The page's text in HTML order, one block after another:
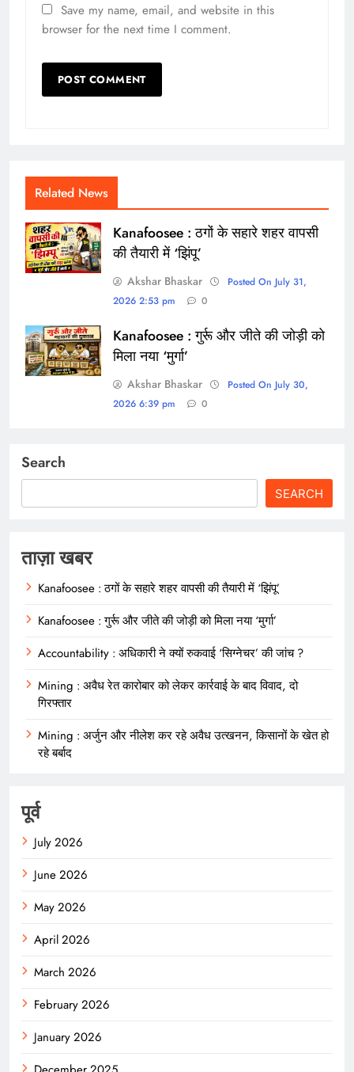
Save my name, email, and website in this
browser for the next time I comment.
Related News
Kanafoosee : ठगों के सहारे शहर वापसी
की तैयारी में ‘झिंपू’
Akshar Bhaskar
Posted On July 31,
2026 2:53 pm
0
Kanafoosee : गुर्रू और जीते की जोड़ी को
मिला नया ‘मुर्गा’
Akshar Bhaskar
Posted On July 30,
2026 6:39 pm
0
Search
SEARCH
ताज़ा खबर
Kanafoosee : ठगों के सहारे शहर वापसी की तैयारी में ‘झिंपू’
Kanafoosee : गुर्रू और जीते की जोड़ी को मिला नया ‘मुर्गा’
Accountability : अधिकारी ने क्यों रुकवाई ‘सिग्नेचर’ की जांच ?
Mining : अवैध रेत कारोबार को लेकर कार्रवाई के बाद विवाद, दो
गिरफ्तार
Mining : अर्जुन और नीलेश कर रहे अवैध उत्खनन, किसानों के खेत हो
रहे बर्बाद
पूर्व
July 2026
June 2026
May 2026
April 2026
March 2026
February 2026
January 2026